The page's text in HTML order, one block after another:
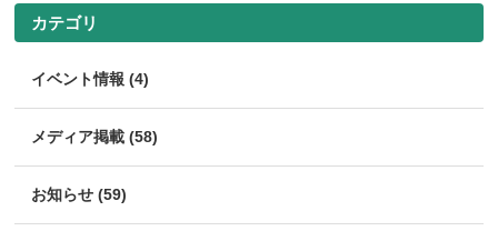
カテゴリ
イベント情報 (4)
メディア掲載 (58)
お知らせ (59)